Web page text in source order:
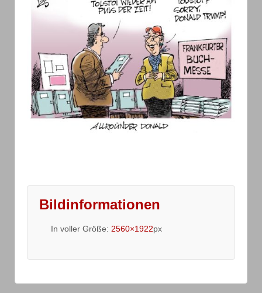
Bildinformationen
In voller Größe: 2560×1922px